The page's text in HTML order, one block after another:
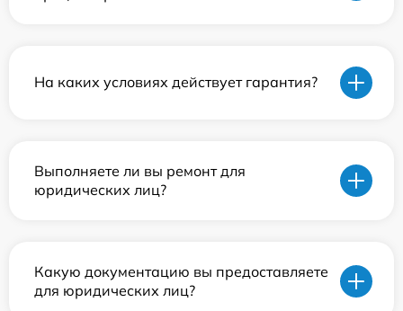
На каких условиях действует гарантия?
Выполняете ли вы ремонт для
юридических лиц?
Какую документацию вы предоставляете
для юридических лиц?